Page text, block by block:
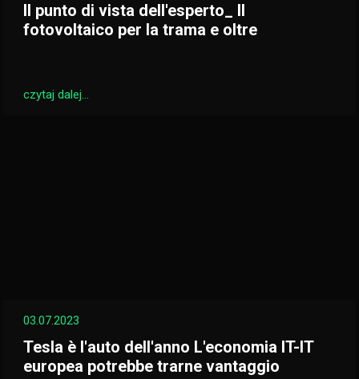
Il punto di vista dell'esperto_ Il
fotovoltaico per la trama e oltre
czytaj dalej...
03.07.2023
Tesla è l'auto dell'anno L'economia IT-IT
europea potrebbe trarne vantaggio